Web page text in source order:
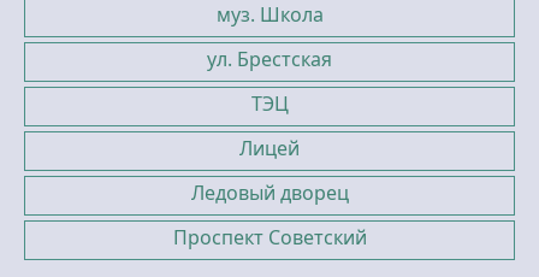
муз. Школа
ул. Брестская
ТЭЦ
Лицей
Ледовый дворец
Проспект Советский